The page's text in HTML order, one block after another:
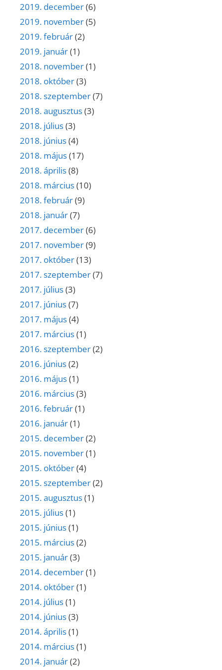
2019. december(6)
2019. november(5)
2019. február(2)
2019. január(1)
2018. november(1)
2018. október(3)
2018. szeptember(7)
2018. augusztus(3)
2018. július(3)
2018. június(4)
2018. május(17)
2018. április(8)
2018. március(10)
2018. február(9)
2018. január(7)
2017. december(6)
2017. november(9)
2017. október(13)
2017. szeptember(7)
2017. július(3)
2017. június(7)
2017. május(4)
2017. március(1)
2016. szeptember(2)
2016. június(2)
2016. május(1)
2016. március(3)
2016. február(1)
2016. január(1)
2015. december(2)
2015. november(1)
2015. október(4)
2015. szeptember(2)
2015. augusztus(1)
2015. július(1)
2015. június(1)
2015. március(2)
2015. január(3)
2014. december(1)
2014. október(1)
2014. július(1)
2014. június(3)
2014. április(1)
2014. március(1)
2014. január(2)